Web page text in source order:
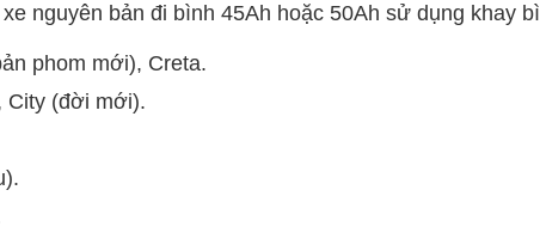
nguyên bản đi bình 45Ah hoặc 50Ah sử dụng khay
phom mới), Creta.
City (đời mới).